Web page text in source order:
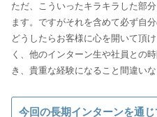
ただ、こういったキラキラした部
ます。ですがそれを含めて必ず自
どうしたらお客様に心を開いて頂
く、他のインターン生や社員との
き、貴重な経験になること間違いな
今回の長期インターンを通